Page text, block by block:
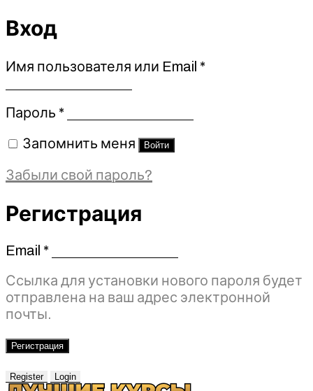
Вход
Имя пользователя или Email *Обязательно
Пароль *Обязательно
Запомнить меня Войти
Забыли свой пароль?
Регистрация
Email *Обязательно
Ссылка для установки нового пароля будет
отправлена ​​на ваш адрес электронной
почты.
Регистрация
Register Login